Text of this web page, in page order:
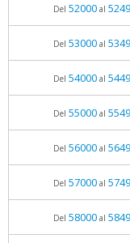
Del 52000al
Del 53000al
Del 54000al
Del 55000al
Del 56000al
Del 57000al
Del 58000al